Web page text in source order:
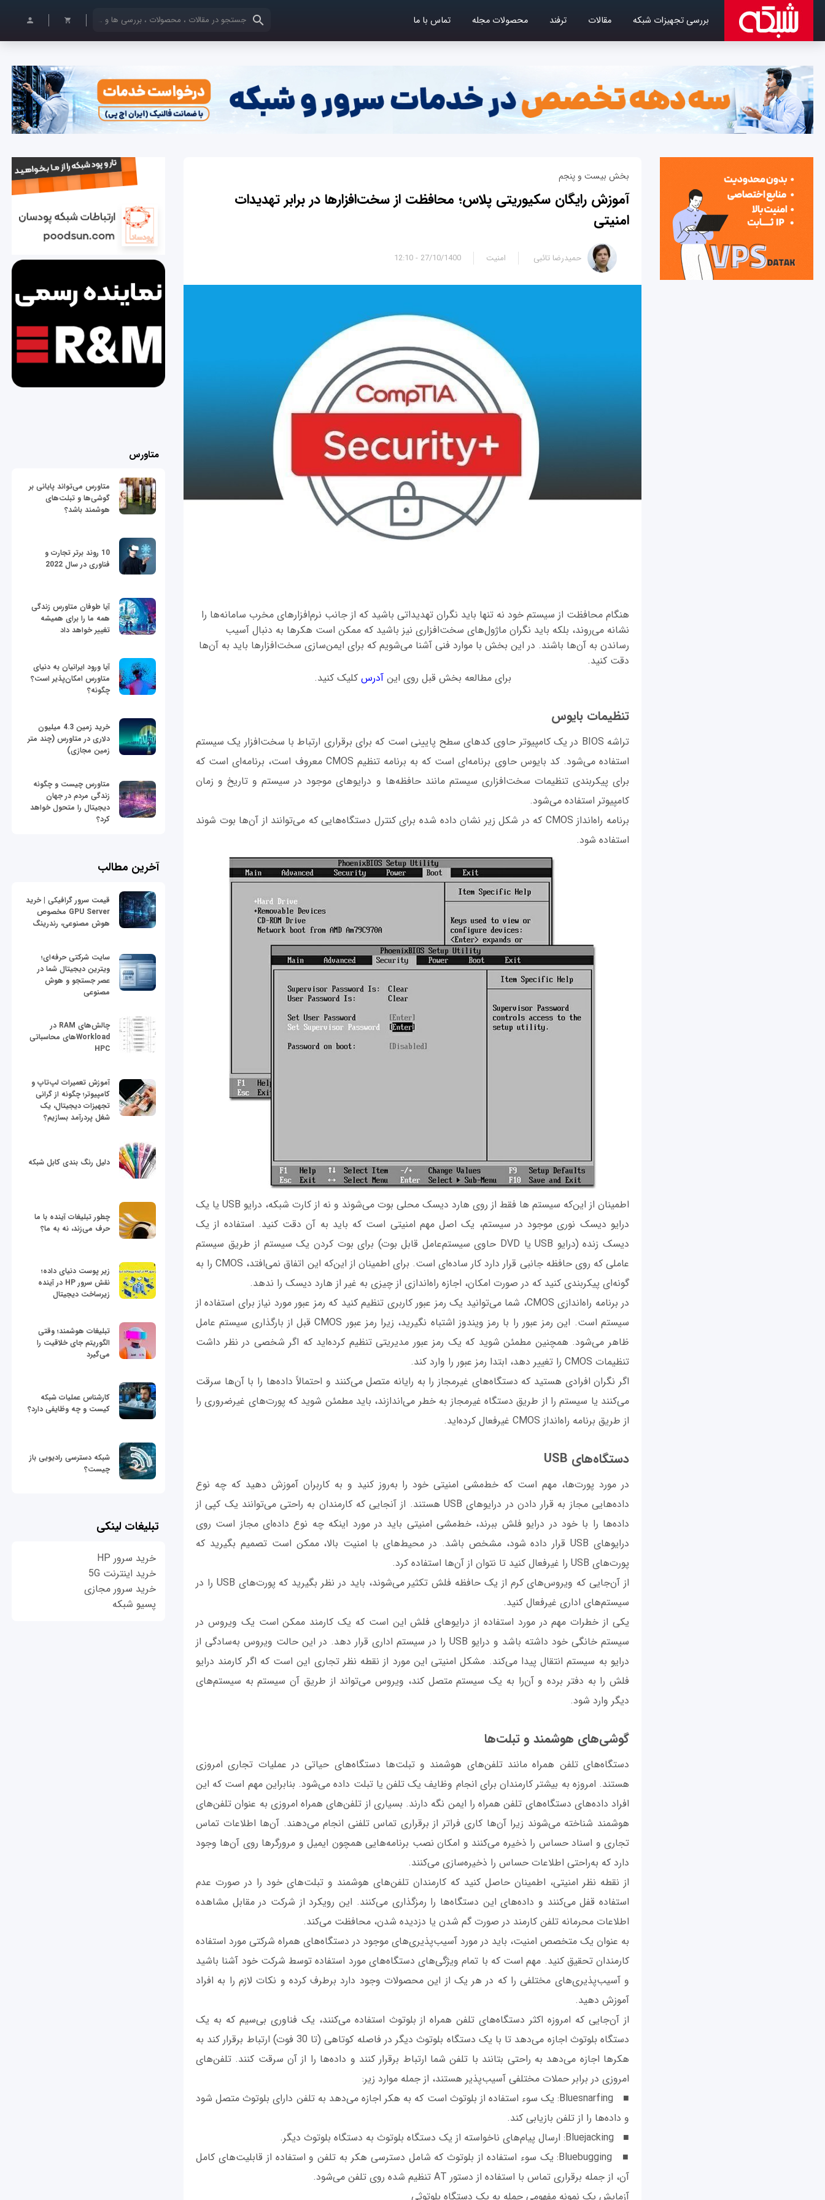
بررسی تجهیزات شبکه مقالات ترفند محصولات مجله تماس با ما کلمات کلیدی خود را وارد کنید
بخش بیست و پنجم
آموزش رایگان سکیوریتی‌ پلاس؛ محافظت از سخت‌افزارها در برابر تهدیدات
امنیتی
27/10/1400 - 12:10 حمیدرضا تائبی امنیت
هنگام محافظت از سیستم خود نه تنها باید نگران تهدیداتی باشید که از جانب نرم‌افزارهای مخرب سامانه‌ها را
نشانه می‌روند، بلکه باید نگران ماژول‌های سخت‌افزاری نیز باشید که ممکن است هکرها به دنبال آسیب
رساندن به آن‌ها باشند. در این بخش با موارد فنی آشنا می‌شویم که برای ایمن‌سازی سخت‌افزارها باید به آن‌ها
دقت کنید.
برای مطالعه بخش قبل روی اینآدرس کلیک کنید.
تنظیمات بایوس
تراشه BIOS در یک کامپیوتر حاوی کدهای سطح پایینی است که برای برقراری ارتباط با سخت‌افزار یک سیستم
استفاده می‌شود. کد بایوس حاوی برنامه‌ای است که به برنامه تنظیم CMOS معروف است، برنامه‌ای است که
برای پیکربندی تنظیمات سخت‌افزاری سیستم مانند حافظه‌ها و درایوهای موجود در سیستم و تاریخ و زمان
کامپیوتر استفاده می‌شود.
برنامه راه‌انداز CMOS که در شکل زیر نشان داده شده برای کنترل دستگاه‌هایی که می‌توانند از آن‌ها بوت شوند
استفاده شود.
اطمینان از این‌که سیستم ها فقط از روی هارد دیسک محلی بوت می‌شوند و نه از کارت شبکه، درایو USB یا یک
درایو دیسک نوری موجود در سیستم، یک اصل مهم امنیتی است که باید به آن دقت کنید. استفاده از یک
دیسک زنده (درایو USB یا DVD حاوی سیستم‌عامل قابل بوت) برای بوت کردن یک سیستم از طریق سیستم
عاملی که روی حافظه جانبی قرار دارد کار ساده‌ای است. برای اطمینان از این‌که این اتفاق نمی‌افتد، CMOS را به
گونه‌ای پیکربندی کنید که در صورت امکان، اجازه راه‌اندازی از چیزی به غیر از هارد دیسک را ندهد.
در برنامه راه‌اندازی CMOS، شما می‌توانید یک رمز عبور کاربری تنظیم کنید که رمز عبور مورد نیاز برای استفاده از
سیستم است. این رمز عبور را با رمز ویندوز اشتباه نگیرید، زیرا رمز عبور CMOS قبل از بارگذاری سیستم عامل
ظاهر می‌شود. همچنین مطمئن شوید که یک رمز عبور مدیریتی تنظیم کرده‌اید که اگر شخصی در نظر داشت
تنظیمات CMOS را تغییر دهد، ابتدا رمز عبور را وارد کند.
اگر نگران افرادی هستید که دستگاه‌های غیرمجاز را به رایانه متصل می‌کنند و احتمالاً داده‌ها را با آن‌ها سرقت
می‌کنند یا سیستم را از طریق دستگاه غیرمجاز به خطر می‌اندازند، باید مطمئن شوید که پورت‌های غیرضروری را
از طریق برنامه راه‌انداز CMOS غیرفعال کرده‌اید.
دستگاه‌های USB
در مورد پورت‌ها، مهم است که خط‌مشی امنیتی خود را به‌روز کنید و به کاربران آموزش دهید که چه نوع
داده‌هایی مجاز به قرار دادن در درایوهای USB هستند. از آنجایی که کارمندان به راحتی می‌توانند یک کپی از
داده‌ها را با خود در درایو فلش ببرند، خط‌مشی امنیتی باید در مورد اینکه چه نوع داده‌ای مجاز است روی
درایوهای USB قرار داده شود، مشخص باشد. در محیط‌های با امنیت بالا، ممکن است تصمیم بگیرید که
پورت‌های USB را غیرفعال کنید تا نتوان از آن‌ها استفاده کرد.
از آن‌جایی که ویروس‌های کرم از یک حافظه فلش تکثیر می‌شوند، باید در نظر بگیرید که پورت‌های USB را در
سیستم‌های اداری غیرفعال کنید.
یکی از خطرات مهم در مورد استفاده از درایوهای فلش این است که یک کارمند ممکن است یک ویروس در
سیستم خانگی خود داشته باشد و درایو USB را در سیستم اداری قرار دهد. در این حالت ویروس به‌سادگی از
درایو به سیستم انتقال پیدا می‌کند. مشکل امنیتی این مورد از نقطه نظر تجاری این است که اگر کارمند درایو
فلش را به دفتر برده و آن‌را به یک سیستم متصل کند، ویروس می‌تواند از طریق آن سیستم به سیستم‌های
دیگر وارد شود.
گوشی‌های هوشمند و تبلت‌ها
دستگاه‌های تلفن همراه مانند تلفن‌های هوشمند و تبلت‌ها دستگاه‌های حیاتی در عملیات تجاری امروزی
هستند. امروزه به بیشتر کارمندان برای انجام وظایف یک تلفن یا تبلت داده می‌شود. بنابراین مهم است که این
افراد داده‌های دستگاه‌های تلفن همراه را ایمن نگه دارند. بسیاری از تلفن‌های همراه امروزی به عنوان تلفن‌های
هوشمند شناخته می‌شوند زیرا آن‌ها کاری فراتر از برقراری تماس تلفنی انجام می‌دهند. آن‌ها اطلاعات تماس
تجاری و اسناد حساس را ذخیره می‌کنند و امکان نصب برنامه‌هایی همچون ایمیل و مرورگرها روی آن‌ها وجود
دارد که به‌راحتی اطلاعات حساس را ذخیره‌سازی می‌کنند.
از نقطه نظر امنیتی، اطمینان حاصل کنید که کارمندان تلفن‌های هوشمند و تبلت‌های خود را در صورت عدم
استفاده قفل می‌کنند و داده‌های این دستگاه‌ها را رمزگذاری می‌کنند. این رویکرد از شرکت در مقابل مشاهده
اطلاعات محرمانه تلفن کارمند در صورت گم شدن یا دزدیده شدن، محافظت می‌کند.
به عنوان یک متخصص امنیت، باید در مورد آسیب‌پذیری‌های موجود در دستگاه‌های همراه شرکتی مورد استفاده
کارمندان تحقیق کنید. مهم است که با تمام ویژگی‌های دستگاه‌های مورد استفاده توسط شرکت خود آشنا باشید
و آسیب‌پذیری‌های مختلفی را که در هر یک از این محصولات وجود دارد برطرف کرده و نکات لازم را به افراد
آموزش دهید.
از آن‌جایی که امروزه اکثر دستگاه‌های تلفن همراه از بلوتوث استفاده می‌کنند، یک فناوری بی‌سیم که به یک
دستگاه بلوتوث اجازه می‌دهد تا با یک دستگاه بلوتوث دیگر در فاصله کوتاهی (تا 30 فوت) ارتباط برقرار کند به
هکرها اجازه می‌دهد به راحتی بتانند با تلفن شما ارتباط برقرار کنند و داده‌ها را از آن سرقت کنند. تلفن‌های
امروزی در برابر حملات مختلفی آسیب‌پذیر هستند، از جمله موارد زیر:
■ Bluesnarfing: یک سوء استفاده از بلوتوث است که به هکر اجازه می‌دهد به تلفن دارای بلوتوث متصل شود
و داده‌ها را از تلفن بازیابی کند.
■ Bluejacking: ارسال پیام‌های ناخواسته از یک دستگاه بلوتوث به دستگاه بلوتوث دیگر.
■ Bluebugging: یک سوء استفاده از بلوتوث که شامل دسترسی هکر به تلفن و استفاده از قابلیت‌های کامل
آن، از جمله برقراری تماس با استفاده از دستور AT تنظیم شده روی تلفن می‌شود.
آزمایش یک نمونه مفهومی حمله به یک دستگاه بلوتوثی
متاورس
متاورس می‌تواند پایانی بر
گوشی‌ها و تبلت‌های
هوشمند باشد؟
10 روند برتر تجارت و
فناوری در سال 2022
آیا طوفان متاورس زندگی
همه ما را برای همیشه
تغییر خواهد داد
آیا ورود ایرانیان به دنیای
متاورس امکان‌پذیر است؟
چگونه؟
خرید زمین 4.3 میلیون
دلاری در متاورس (چند متر
زمین مجازی)
متاورس چیست و چگونه
زندگی مردم در جهان
دیجیتال را متحول خواهد
کرد؟
آخرین مطالب
قیمت سرور گرافیکی | خرید
GPU Server مخصوص
هوش مصنوعی، رندرینگ
سایت شرکتی حرفه‌ای؛
ویترین دیجیتال شما در
عصر جستجو و هوش
مصنوعی
چالش‌های RAM در
Workloadهای محاسباتی
HPC
آموزش تعمیرات لپ‌تاپ و
کامپیوتر؛ چگونه از گرانی
تجهیزات دیجیتال، یک
شغل پردرآمد بسازیم؟
دلیل رنگ بندی کابل شبکه
چطور تبلیغات آینده با ما
حرف می‌زند، نه به ما؟
زیر پوست دنیای داده؛
نقش سرور HP در آینده
زیرساخت دیجیتال
تبلیغات هوشمند؛ وقتی
الگوریتم جای خلاقیت را
می‌گیرد
کارشناس عملیات شبکه
کیست و چه وظایفی دارد؟
شبکه دسترسی رادیویی باز
چیست؟
تبلیغات لینکی
خرید سرور HP
خرید اینترنت 5G
خرید سرور مجازی
پسیو شبکه